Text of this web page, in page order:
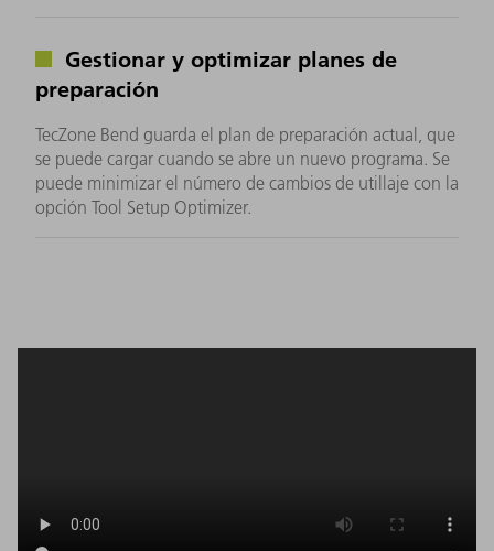
Gestionar y optimizar planes de
preparación
TecZone Bend guarda el plan de preparación actual, que
se puede cargar cuando se abre un nuevo programa. Se
puede minimizar el número de cambios de utillaje con la
opción Tool Setup Optimizer.